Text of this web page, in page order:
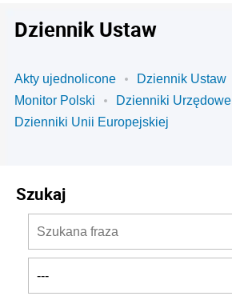
Dziennik Ustaw
Akty ujednolicone
Dziennik Ustaw
Monitor Polski
Dzienniki Urzędowe
Dzienniki Unii Europejskiej
Szukaj